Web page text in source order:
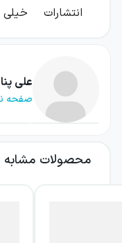
انتشارات
کتاب زیست
می‌دهد.
طراحی دو جلدی
علی
صفحه
محصولات مشابه